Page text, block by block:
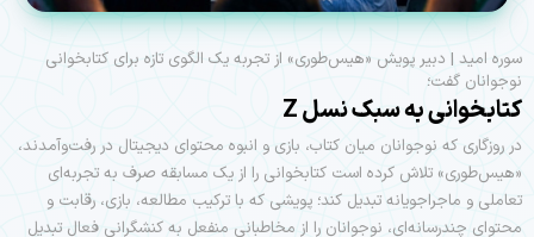
سوره امید | دبیر پویش «هیس‌طوری» از تجربه یک الگوی تازه برای کتابخوانی
نوجوانان گفت؛
کتابخوانی به سبک نسل Z
در روزگاری که نوجوانان میان کتاب، بازی و انبوه محتوای دیجیتال در رفت‌وآمدند،
«هیس‌طوری» تلاش کرده است کتابخوانی را از یک مسابقه صرف به تجربه‌ای
تعاملی و ماجراجویانه تبدیل کند؛ پویشی که با ترکیب مطالعه، بازی، رقابت و
محتوای چندرسانه‌ای، نوجوانان را از مخاطبانی منفعل به کنشگرانی فعال تبدیل